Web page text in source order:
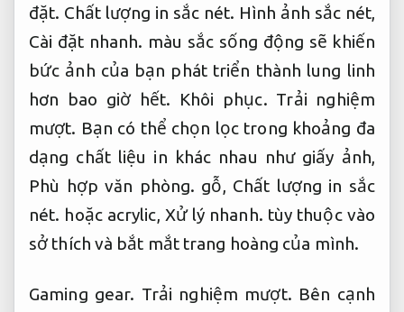
đặt. Chất lượng in sắc nét. Hình ảnh sắc nét,
Cài đặt nhanh. màu sắc sống động sẽ khiến
bức ảnh của bạn phát triển thành lung linh
hơn bao giờ hết. Khôi phục. Trải nghiệm
mượt. Bạn có thể chọn lọc trong khoảng đa
dạng chất liệu in khác nhau như giấy ảnh,
Phù hợp văn phòng. gỗ, Chất lượng in sắc
nét. hoặc acrylic, Xử lý nhanh. tùy thuộc vào
sở thích và bắt mắt trang hoàng của mình.
Gaming gear. Trải nghiệm mượt. Bên cạnh